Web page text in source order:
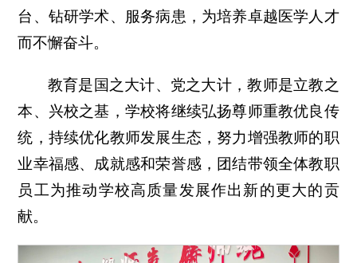
台、钻研学术、服务病患，为培养卓越医学人才
而不懈奋斗。
教育是国之大计、党之大计，教师是立教之
本、兴校之基，学校将继续弘扬尊师重教优良传
统，持续优化教师发展生态，努力增强教师的职
业幸福感、成就感和荣誉感，团结带领全体教职
员工为推动学校高质量发展作出新的更大的贡
献。